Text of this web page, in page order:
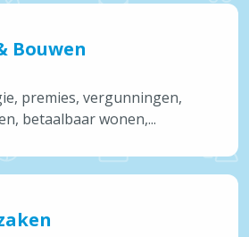
Bouwen
premies, vergunningen,
betaalbaar wonen,...